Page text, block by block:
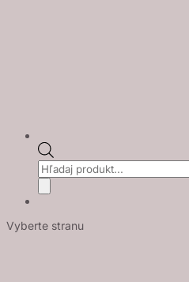
Products
search
Vyberte stranu